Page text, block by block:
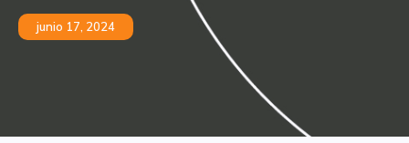
junio 17, 2024